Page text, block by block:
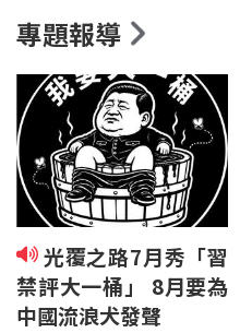
專題報導
光覆之路7月秀「習
禁評大一桶」 8月要為
中國流浪犬發聲